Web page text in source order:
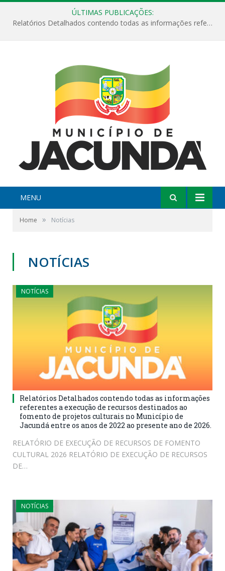
ÚLTIMAS PUBLICAÇÕES:
Relatórios Detalhados contendo todas as informações referentes a execução de recursos destinados ao fomento de projetos culturais no Município de Jacundá entre os anos de 2022 ao presente ano de 2026.
MENU
Home » Notícias
NOTÍCIAS
NOTÍCIAS
Relatórios Detalhados contendo todas as informações
referentes a execução de recursos destinados ao
fomento de projetos culturais no Município de
Jacundá entre os anos de 2022 ao presente ano de 2026.
RELATÓRIO DE EXECUÇÃO DE RECURSOS DE FOMENTO
CULTURAL 2026 RELATÓRIO DE EXECUÇÃO DE RECURSOS
DE…
NOTÍCIAS